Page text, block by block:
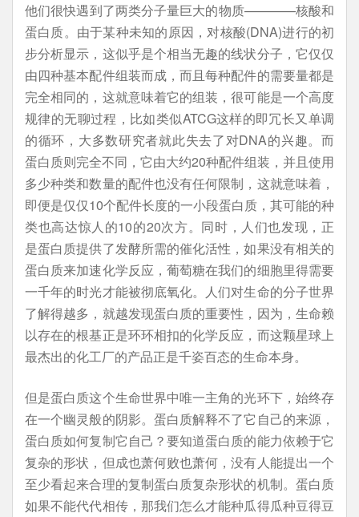
他们很快遇到了两类分子量巨大的物质————核酸和
蛋白质。由于某种未知的原因，对核酸(DNA)进行的初
步分析显示，这似乎是个相当无趣的线状分子，它仅仅
由四种基本配件组装而成，而且每种配件的需要量都是
完全相同的，这就意味着它的组装，很可能是一个高度
规律的无聊过程，比如类似ATCG这样的即冗长又单调
的循环，大多数研究者就此失去了对DNA的兴趣。而
蛋白质则完全不同，它由大约20种配件组装，并且使用
多少种类和数量的配件也没有任何限制，这就意味着，
即便是仅仅10个配件长度的一小段蛋白质，其可能的种
类也高达惊人的10的20次方。同时，人们也发现，正
是蛋白质提供了发酵所需的催化活性，如果没有相关的
蛋白质来加速化学反应，葡萄糖在我们的细胞里得需要
一千年的时光才能被彻底氧化。人们对生命的分子世界
了解得越多，就越发现蛋白质的重要性，因为，生命赖
以存在的根基正是环环相扣的化学反应，而这颗星球上
最杰出的化工厂的产品正是千姿百态的生命本身。
但是蛋白质这个生命世界中唯一主角的光环下，始终存
在一个幽灵般的阴影。蛋白质解释不了它自己的来源，
蛋白质如何复制它自己？要知道蛋白质的能力依赖于它
复杂的形状，但成也萧何败也萧何，没有人能提出一个
至少看起来合理的复制蛋白质复杂形状的机制。蛋白质
如果不能代代相传，那我们怎么才能种瓜得瓜种豆得豆